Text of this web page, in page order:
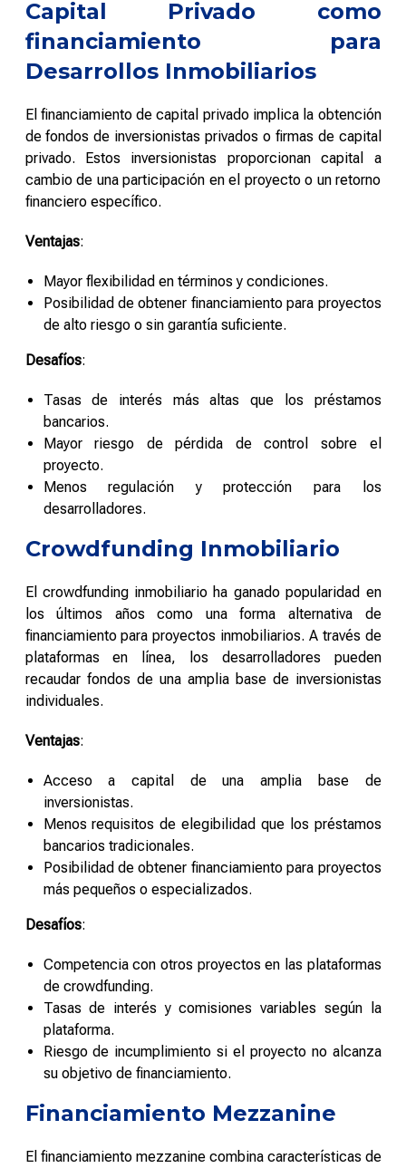
Capital Privado como
financiamiento para
Desarrollos Inmobiliarios
El financiamiento de capital privado implica la obtención
de fondos de inversionistas privados o firmas de capital
privado. Estos inversionistas proporcionan capital a
cambio de una participación en el proyecto o un retorno
financiero específico.
Ventajas:
Mayor flexibilidad en términos y condiciones.
Posibilidad de obtener financiamiento para proyectos
de alto riesgo o sin garantía suficiente.
Desafíos:
Tasas de interés más altas que los préstamos
bancarios.
Mayor riesgo de pérdida de control sobre el
proyecto.
Menos regulación y protección para los
desarrolladores.
Crowdfunding Inmobiliario
El crowdfunding inmobiliario ha ganado popularidad en
los últimos años como una forma alternativa de
financiamiento para proyectos inmobiliarios. A través de
plataformas en línea, los desarrolladores pueden
recaudar fondos de una amplia base de inversionistas
individuales.
Ventajas:
Acceso a capital de una amplia base de
inversionistas.
Menos requisitos de elegibilidad que los préstamos
bancarios tradicionales.
Posibilidad de obtener financiamiento para proyectos
más pequeños o especializados.
Desafíos:
Competencia con otros proyectos en las plataformas
de crowdfunding.
Tasas de interés y comisiones variables según la
plataforma.
Riesgo de incumplimiento si el proyecto no alcanza
su objetivo de financiamiento.
Financiamiento Mezzanine
El financiamiento mezzanine combina características de